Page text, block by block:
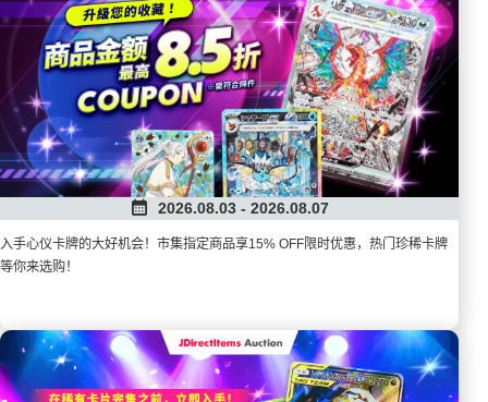
2026.08.03 - 2026.08.07
入手心仪卡牌的大好机会！市集指定商品享15% OFF限时优惠，热门珍稀卡牌
等你来选购！